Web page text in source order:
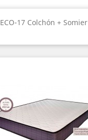
ECO-17 Colchón + Somier